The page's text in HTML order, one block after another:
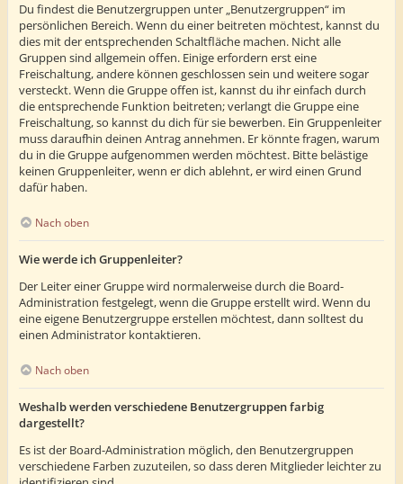
Du findest die Benutzergruppen unter „Benutzergruppen“ im
persönlichen Bereich. Wenn du einer beitreten möchtest, kannst du
dies mit der entsprechenden Schaltfläche machen. Nicht alle
Gruppen sind allgemein offen. Einige erfordern erst eine
Freischaltung, andere können geschlossen sein und weitere sogar
versteckt. Wenn die Gruppe offen ist, kannst du ihr einfach durch
die entsprechende Funktion beitreten; verlangt die Gruppe eine
Freischaltung, so kannst du dich für sie bewerben. Ein Gruppenleiter
muss daraufhin deinen Antrag annehmen. Er könnte fragen, warum
du in die Gruppe aufgenommen werden möchtest. Bitte belästige
keinen Gruppenleiter, wenn er dich ablehnt, er wird einen Grund
dafür haben.
Nach oben
Wie werde ich Gruppenleiter?
Der Leiter einer Gruppe wird normalerweise durch die Board-
Administration festgelegt, wenn die Gruppe erstellt wird. Wenn du
eine eigene Benutzergruppe erstellen möchtest, dann solltest du
einen Administrator kontaktieren.
Nach oben
Weshalb werden verschiedene Benutzergruppen farbig
dargestellt?
Es ist der Board-Administration möglich, den Benutzergruppen
verschiedene Farben zuzuteilen, so dass deren Mitglieder leichter zu